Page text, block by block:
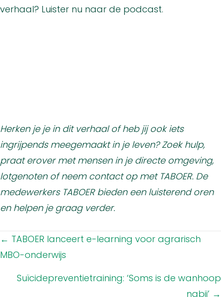
verhaal? Luister nu naar de podcast.
Herken je je in dit verhaal of heb jij ook iets
ingrijpends meegemaakt in je leven? Zoek hulp,
praat erover met mensen in je directe omgeving,
lotgenoten of neem contact op met TABOER. De
medewerkers TABOER bieden een luisterend oren
en helpen je graag verder.
Posts
navigation
← TABOER lanceert e-learning voor agrarisch
MBO-onderwijs
Suïcidepreventietraining: ‘Soms is de wanhoop
nabij’ →